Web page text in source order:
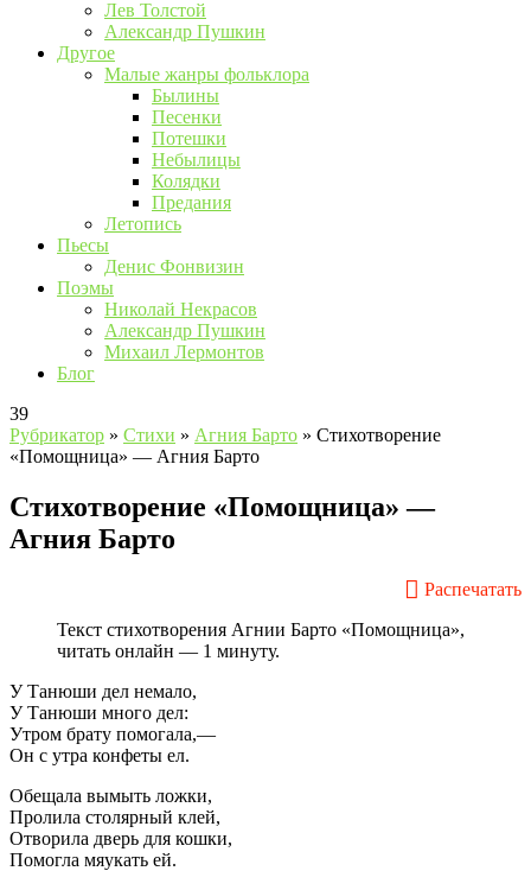
Лев Толстой
Александр Пушкин
Другое
Малые жанры фольклора
Былины
Песенки
Потешки
Небылицы
Колядки
Предания
Летопись
Пьесы
Денис Фонвизин
Поэмы
Николай Некрасов
Александр Пушкин
Михаил Лермонтов
Блог
39
Рубрикатор » Стихи » Агния Барто » Стихотворение
«Помощница» — Агния Барто
Стихотворение «Помощница» —
Агния Барто
Распечатать
Текст стихотворения Агнии Барто «Помощница»,
читать онлайн — 1 минуту.
У Танюши дел немало,
У Танюши много дел:
Утром брату помогала,—
Он с утра конфеты ел.
Обещала вымыть ложки,
Пролила столярный клей,
Отворила дверь для кошки,
Помогла мяукать ей.